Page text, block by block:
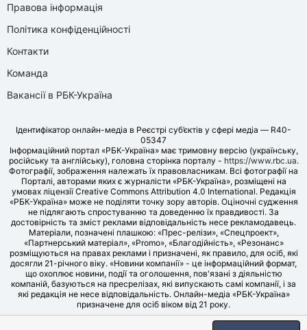
Правова інформація
Політика конфіденційності
Контакти
Команда
Вакансії в РБК-Україна
Ідентифікатор онлайн-медіа в Реєстрі суб’єктів у сфері медіа — R40-
05347
Інформаційний портал «РБК-Україна» має тримовну версію (українську,
російську та англійську), головна сторінка порталу - https://www.rbc.ua.
Фотографії, зображення належать їх правовласникам. Всі фотографії на
Порталі, авторами яких є журналісти «РБК-Україна», розміщені на
умовах ліцензії Creative Commons Attribution 4.0 International. Редакція
«РБК-Україна» може не поділяти точку зору авторів. Оціночні судження
не підлягають спростуванню та доведенню їх правдивості. За
достовірність та зміст реклами відповідальність несе рекламодавець.
Матеріали, позначені плашкою: «Прес-релізи», «Спецпроект»,
«Партнерський матеріал», «Promo», «Благодійність», «Резонанс»
розміщуються на правах реклами і призначені, як правило, для осіб, які
досягли 21-річного віку. «Новини компанії» - це інформаційний формат,
що охоплює новини, події та оголошення, пов'язані з діяльністю
компаній, базуються на пресрелізах, які випускають самі компанії, і за
які редакція не несе відповідальність. Онлайн-медіа «РБК-Україна»
призначене для осіб віком від 21 року.
© LLC «UBT MEDIA», 2006-2026.